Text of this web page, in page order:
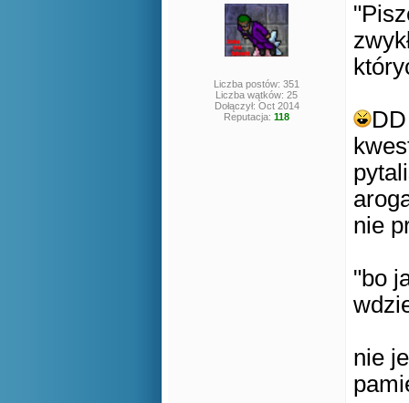
Liczba postów: 351
Liczba wątków: 25
Dołączył: Oct 2014
Reputacja: 118
nie
"bo
nie